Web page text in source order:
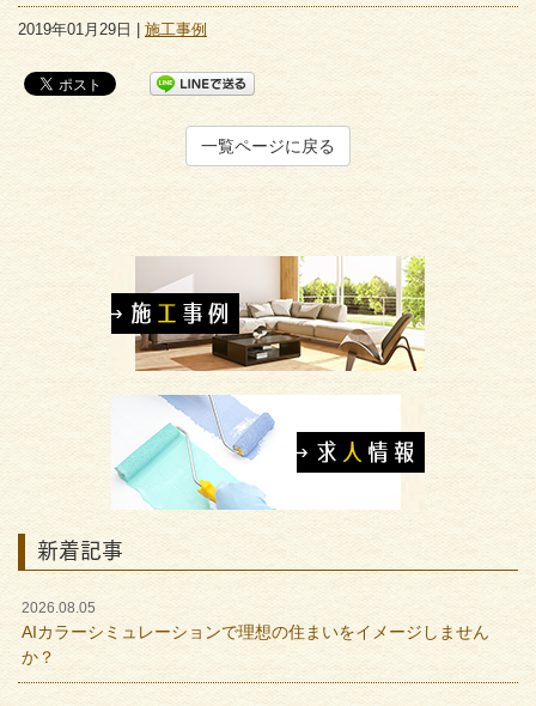
2019年01月29日 | 施工事例
一覧ページに戻る
新着記事
2026.08.05
AIカラーシミュレーションで理想の住まいをイメージしません
か？